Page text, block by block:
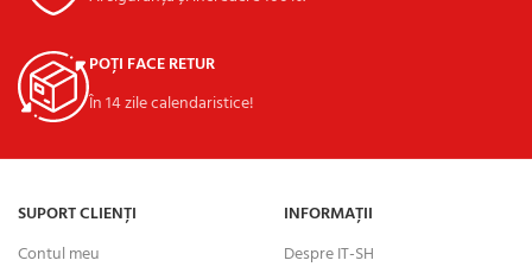
POȚI FACE RETUR
În 14 zile calendaristice!
SUPORT CLIENȚI
Contul meu
INFORMAȚII
Despre IT-SH